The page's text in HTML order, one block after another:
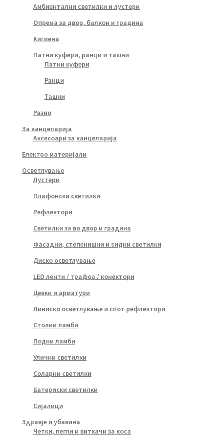
Амбиентални светилки и лустери
Опрема за двор, балкон и градина
Хигиена
Патни куфери, ранци и ташни
Патни куфери
Ранци
Ташни
Разно
За канцеларија
Аксесоари за канцеларија
Електро материјали
Осветлување
Лустери
Плафонски светилки
Рефлектори
Светилки за во двор и градина
Фасадни, степенишни и ѕидни светилки
Диско осветлување
LED ленти / трафоа / конектори
Цевки и арматури
Линиско осветлување и спот рефлектори
Столни ламби
Подни ламби
Улични светилки
Соларни светилки
Батериски светилки
Сијалици
Здравје и убавина
Четки, пегли и виткачи за коса